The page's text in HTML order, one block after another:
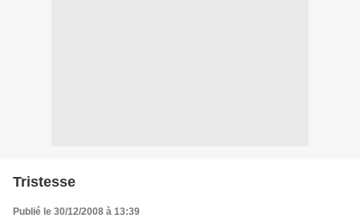
Tristesse
Publié le 30/12/2008 à 13:39